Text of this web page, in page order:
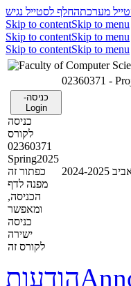
מערכתהחלף לסטייל נגיש
Skip to contentSkip to menu
Skip to contentSkip to menu
Skip to contentSkip to menu
02360371 -
כניסה-
Login
כניסה
לקורס
02360371
Spring2025
כפתור זה
מפנה לדף
הכניסה,
ומאפשר
כניסה
ישירה
לקורס זה
2024-2025
הודעות